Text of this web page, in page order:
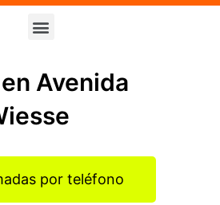
Menu
Avenida
por teléfono